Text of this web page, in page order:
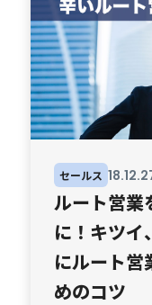
セールス 18.12.
ルート営業
に！キツイ
にルート営
めのコツ